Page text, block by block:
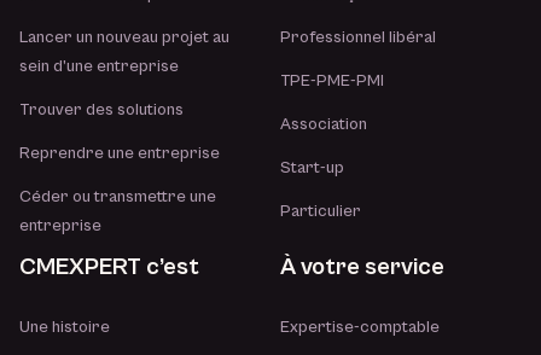
Lancer un nouveau projet au
sein d’une entreprise
Trouver des solutions
Reprendre une entreprise
Céder ou transmettre une
entreprise
Professionnel libéral
TPE-PME-PMI
Association
Start-up
Particulier
CMEXPERT c’est
Une histoire
À votre service
Expertise-comptable